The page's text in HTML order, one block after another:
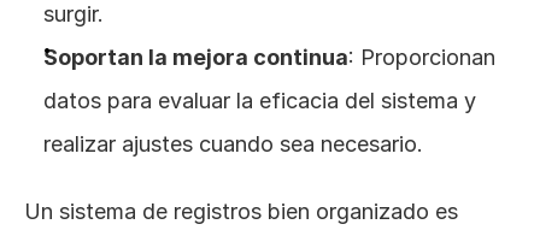
surgir.
Soportan la mejora continua: Proporcionan
datos para evaluar la eficacia del sistema y
realizar ajustes cuando sea necesario.
Un sistema de registros bien organizado es